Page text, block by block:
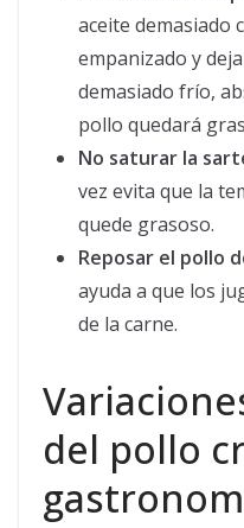
aceite demasiado
empanizado y
demasiado frío,
pollo quedará
No saturar la
vez evita que la
quede grasoso.
Reposar el pollo
ayuda a que los
de la carne.
del pollo